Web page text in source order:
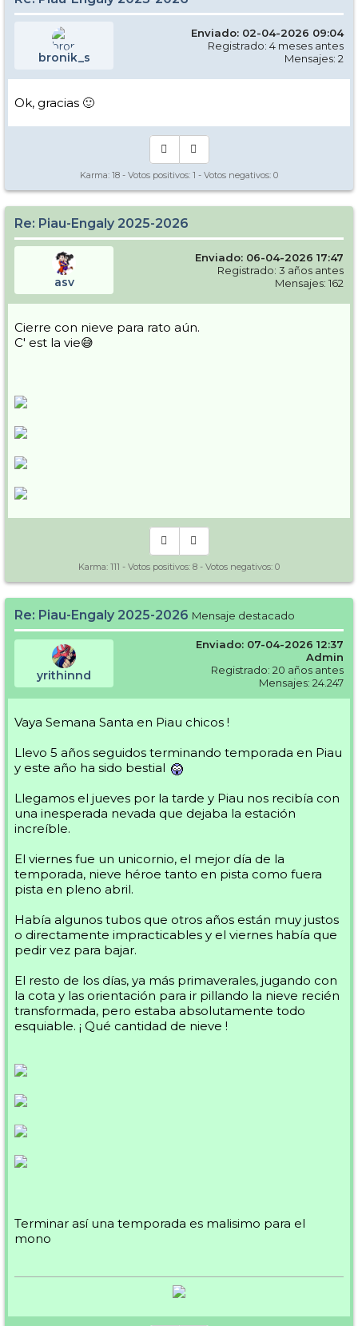
bronik_s
Enviado: 02-04-2026 09:04
Registrado: 4 meses antes
Mensajes: 2
Ok, gracias 🙂
Karma: 18 - Votos positivos: 1 - Votos negativos: 0
Re: Piau-Engaly 2025-2026
asv
Enviado: 06-04-2026 17:47
Registrado: 3 años antes
Mensajes: 162
Cierre con nieve para rato aún.
C' est la vie😅
Karma: 111 - Votos positivos: 8 - Votos negativos: 0
Re: Piau-Engaly 2025-2026 Mensaje destacado
yrithinnd
Enviado: 07-04-2026 12:37
Admin
Registrado: 20 años antes
Mensajes: 24.247
Vaya Semana Santa en Piau chicos !
Llevo 5 años seguidos terminando temporada en Piau
y este año ha sido bestial
Llegamos el jueves por la tarde y Piau nos recibía con
una inesperada nevada que dejaba la estación
increíble.
El viernes fue un unicornio, el mejor día de la
temporada, nieve héroe tanto en pista como fuera
pista en pleno abril.
Había algunos tubos que otros años están muy justos
o directamente impracticables y el viernes había que
pedir vez para bajar.
El resto de los días, ya más primaverales, jugando con
la cota y las orientación para ir pillando la nieve recién
transformada, pero estaba absolutamente todo
esquiable. ¡ Qué cantidad de nieve !
Terminar así una temporada es malisimo para el
mono